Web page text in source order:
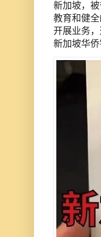
新加坡，
教育和健
开展业务
新加坡华